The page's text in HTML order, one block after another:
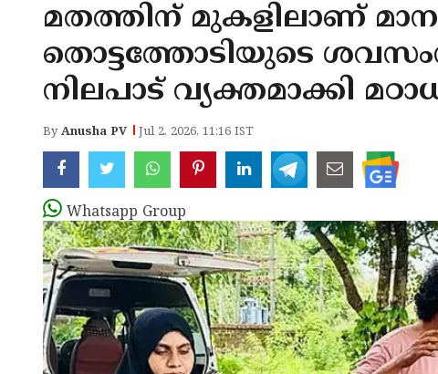
മതത്തിന് മുകളിലാണ്
തൊട്ടത്തോടിയുടെ
നിലപാട് വ്യക്തമാക്കി
ByAnusha PV Jul 2, 2026, 11:16 IST
Whatsapp Group